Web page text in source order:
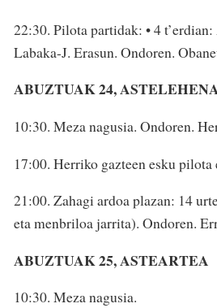
22:30. Pilota partidak: • 4
Labaka-J. Erasun. Ondoren.
ABUZTUAK 24,
10:30. Meza nagusia. Ondoren.
17:00. Herriko gazteen esku
21:00. Zahagi ardoa plazan: 14
eta menbriloa jarrita). Ondoren.
ABUZTUAK 25, ASTEARTEA
10:30. Meza nagusia.